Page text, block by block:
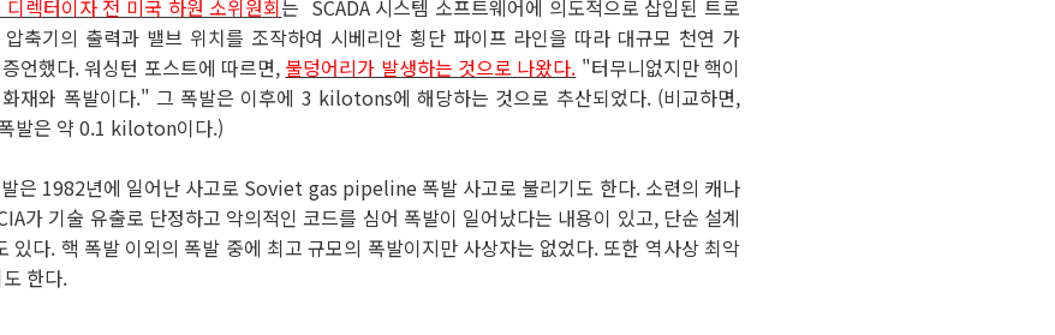
렉터이자 전 미국 하원 소위원회는 SCADA 시스템 소프트웨어에 의도적으로 삽입된 트로
축기의 출력과 밸브 위치를 조작하여 시베리안 횡단 파이프 라인을 따라 대규모 천연 가
언했다. 워싱턴 포스트에 따르면, 불덩어리가 발생하는 것으로 나왔다. "터무니없지만 핵이
재와 폭발이다." 그 폭발은 이후에 3 kilotons에 해당하는 것으로 추산되었다. (비교하면,
발은 약 0.1 kiloton이다.)
1982년에 일어난 사고로 Soviet gas pipeline 폭발 사고로 불리기도 한다. 소련의 캐나
가 기술 유출로 단정하고 악의적인 코드를 심어 폭발이 일어났다는 내용이 있고, 단순 설계
있다. 핵 폭발 이외의 폭발 중에 최고 규모의 폭발이지만 사상자는 없었다. 또한 역사상 최악
한다.